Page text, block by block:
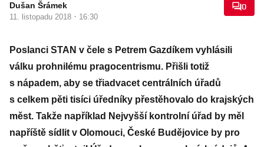
Dušan Šrámek
11. listopadu 2018 · 16:30
0
Poslanci STAN v čele s Petrem Gazdíkem vyhlásili
válku prohnilému pragocentrismu. Přišli totiž
s nápadem, aby se třiadvacet centrálních úřadů
s celkem pěti tisíci úředníky přestěhovalo do krajských
měst. Takže například Nejvyšší kontrolní úřad by měl
napříště sídlit v Olomouci, České Budějovice by pro